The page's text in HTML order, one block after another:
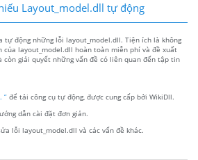
Layout_model.dll tự động
tự động những lỗi layout_model.dll. Tiện ích là không
của layout_model.dll hoàn toàn miễn phí và đề xuất
giải quyết những vấn đề có liên quan đến tập tin
” để tải công cụ tự động, được cung cấp bởi WikiDll.
dẫn cài đặt đơn giản.
lỗi layout_model.dll và các vấn đề khác.